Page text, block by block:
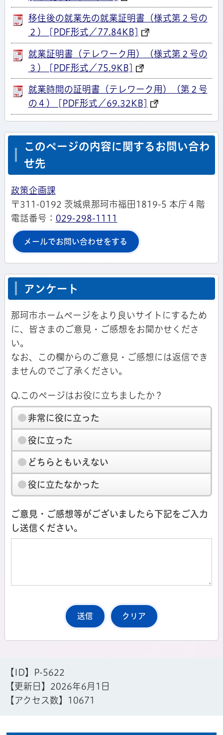
移住後の就業先の就業証明書（様式第２号の
２） [PDF形式／77.84KB]
就業証明書（テレワーク用）（様式第２号の
３） [PDF形式／75.9KB]
就業時間の証明書（テレワーク用）（第２号
の４） [PDF形式／69.32KB]
このページの内容に関するお問い合わ
せ先
政策企画課
〒311-0192 茨城県那珂市福田1819-5 本庁４階
電話番号： 029-298-1111
メールでお問い合わせをする
アンケート
那珂市ホームページをより良いサイトにするため
に、皆さまのご意見・ご感想をお聞かせくださ
い。
なお、この欄からのご意見・ご感想には返信でき
ませんのでご了承ください。
Q.このページはお役に立ちましたか？
非常に役に立った
役に立った
どちらともいえない
役に立たなかった
ご意見・ご感想等がございましたら下記をご入力
し送信ください。
【ID】
P-5622
【更新日】 2026年6月1日
【アクセス数】
10671